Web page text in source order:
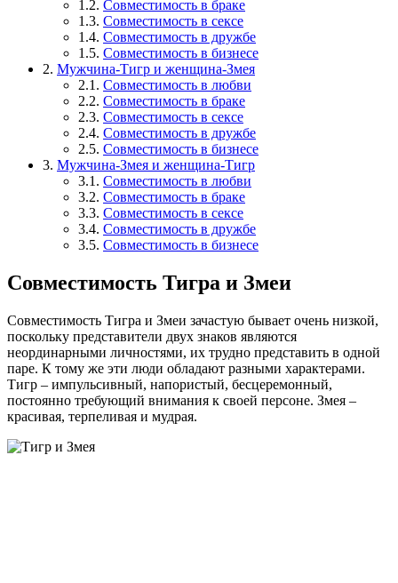
1.2. Совместимость в браке
1.3. Совместимость в сексе
1.4. Совместимость в дружбе
1.5. Совместимость в бизнесе
2. Мужчина-Тигр и женщина-Змея
2.1. Совместимость в любви
2.2. Совместимость в браке
2.3. Совместимость в сексе
2.4. Совместимость в дружбе
2.5. Совместимость в бизнесе
3. Мужчина-Змея и женщина-Тигр
3.1. Совместимость в любви
3.2. Совместимость в браке
3.3. Совместимость в сексе
3.4. Совместимость в дружбе
3.5. Совместимость в бизнесе
Совместимость Тигра и Змеи
Совместимость Тигра и Змеи зачастую бывает очень низкой,
поскольку представители двух знаков являются
неординарными личностями, их трудно представить в одной
паре. К тому же эти люди обладают разными характерами.
Тигр – импульсивный, напористый, бесцеремонный,
постоянно требующий внимания к своей персоне. Змея –
красивая, терпеливая и мудрая.